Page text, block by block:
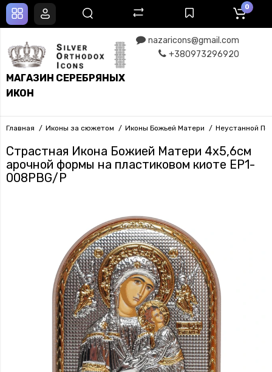
МАГАЗИН СЕРЕБРЯНЫХ
ИКОН
nazaricons@gmail.com
+380973296920
0
Главная Иконы за сюжетом Иконы Божьей Матери Неустанной
Страстная Икона Божией Матери 4х5,6см
арочной формы на пластиковом киоте EP1-
008PBG/P